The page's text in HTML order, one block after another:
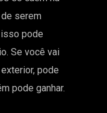
serem
pode
Se você vai
pode
pode ganhar.